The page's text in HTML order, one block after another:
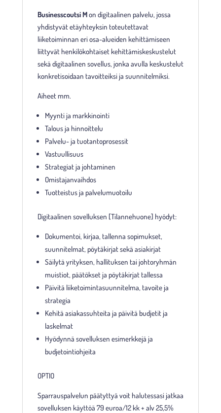
Businesscoutsi Mon digitaalinen palvelu, jossa
yhdistyvät etäyhteyksin toteutettavat
liiketoiminnan eri osa-alueiden kehittämiseen
liittyvät henkilökohtaiset kehittämiskeskustelut
sekä digitaalinen sovellus, jonka avulla keskustelut
konkretisoidaan tavoitteiksi ja suunnitelmiksi.
Aiheet mm.
Myynti ja markkinointi
Talous ja hinnoittelu
Palvelu- ja tuotantoprosessit
Vastuullisuus
Strategiat ja johtaminen
Omistajanvaihdos
Tuotteistus ja palvelumuotoilu
Digitaalinen sovelluksen [Tilannehuone] hyödyt:
Dokumentoi, kirjaa, tallenna sopimukset,
suunnitelmat, pöytäkirjat sekä asiakirjat
Säilytä yrityksen, hallituksen tai johtoryhmän
muistiot, päätökset ja pöytäkirjat tallessa
Päivitä liiketoimintasuunnitelma, tavoite ja
strategia
Kehitä asiakassuhteita ja päivitä budjetit ja
laskelmat
Hyödynnä sovelluksen esimerkkejä ja
budjetointiohjeita
OPTIO
Sparrauspalvelun päätyttyä voit halutessasi jatkaa
sovelluksen käyttöä 79 euroa/12 kk + alv 25,5%